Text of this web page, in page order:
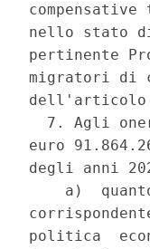
nello stato
pertinente
migratori di
dell'articolo
7. Agli
euro
degli anni
a)
politica